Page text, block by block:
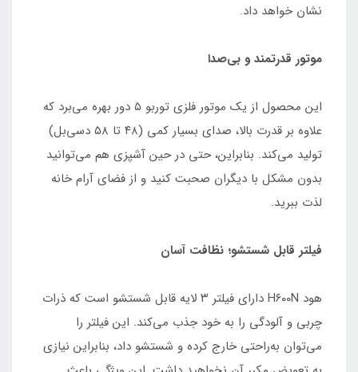
نشان خواهد داد.
موتور قدرتمند و بی‌صدا
این محصول از یک موتور فلزی توربو ۵ دور بهره می‌برد که
علاوه بر قدرت بالا، صدای بسیار کمی (۴۸ تا ۵۸ دسی‌بل)
تولید می‌کند. بنابراین، حتی در حین آشپزی هم می‌توانید
بدون مشکل با دیگران صحبت کنید و از فضای آرام خانه
لذت ببرید.
فیلتر قابل شستشو؛ نظافت آسان
هود H۶۰۰N دارای فیلتر ۳ لایه قابل شستشو است که ذرات
چربی و آلودگی را به خود جذب می‌کند. این فیلتر را
می‌توان به‌راحتی خارج کرده و شستشو داد، بنابراین نیازی